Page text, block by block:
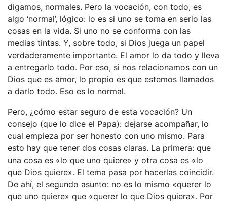
digamos, normales. Pero la vocación, con todo, es
algo ‘normal’, lógico: lo es si uno se toma en serio las
cosas en la vida. Si uno no se conforma con las
medias tintas. Y, sobre todo, si Dios juega un papel
verdaderamente importante. El amor lo da todo y lleva
a entregarlo todo. Por eso, si nos relacionamos con un
Dios que es amor, lo propio es que estemos llamados
a darlo todo. Eso es lo normal.
Pero, ¿cómo estar seguro de esta vocación? Un
consejo (que lo dice el Papa): dejarse acompañar, lo
cual empieza por ser honesto con uno mismo. Para
esto hay que tener dos cosas claras. La primera: que
una cosa es «lo que uno quiere» y otra cosa es «lo
que Dios quiere». El tema pasa por hacerlas coincidir.
De ahí, el segundo asunto: no es lo mismo «querer lo
que uno quiere» que «querer lo que Dios quiera». Por